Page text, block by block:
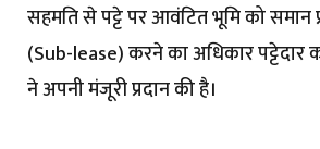
सहमति से पट्टे पर आवंटित भूमि को समान
(Sub-lease) करने का अधिकार पट्टेदार
ने अपनी मंजूरी प्रदान की है।